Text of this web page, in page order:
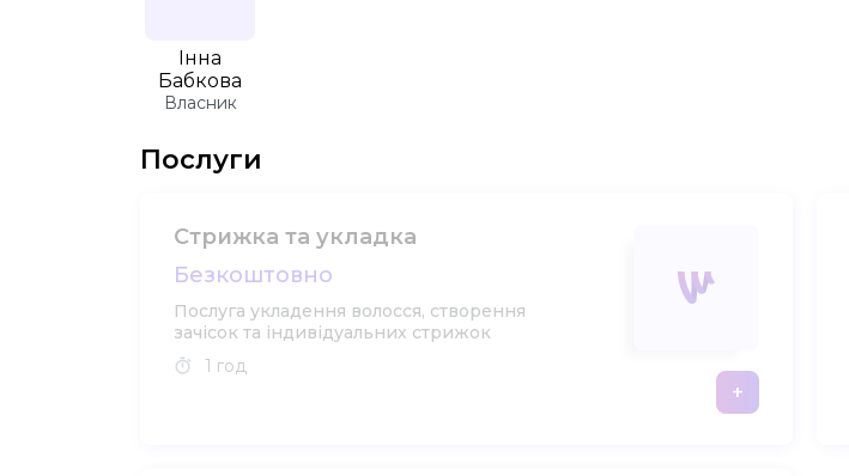
Інна
Бабкова
Власник
Послуги
Стрижка та укладка
Безкоштовно
Послуга укладення волосся, створення
зачісок та індивідуальних стрижок
1 год
+